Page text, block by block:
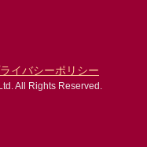
イバシーポリシー
All Rights Reserved.